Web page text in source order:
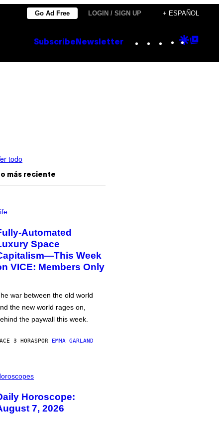
Go Ad Free LOGIN / SIGN UP + ESPAÑOL
Subscribe Newsletter Instagram
TikTok
YouTube
Google
todo
más reciente
Automated
Space
Week
VICE: Members Only
war between the old world
the new world rages on,
the paywall this week.
3 HORASPOR EMMA GARLAND
Horoscope:
7, 2026